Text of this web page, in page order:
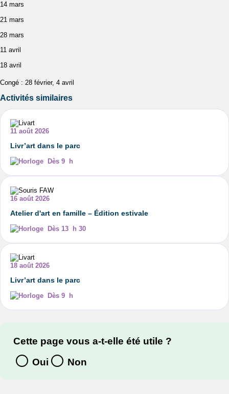
14 mars
21 mars
28 mars
11 avril
18 avril
Congé : 28 février, 4 avril
Activités similaires
11 août 2026
Livr’art dans le parc
Dès 9 h
16 août 2026
Atelier d'art en famille – Édition estivale
Dès 13 h 30
18 août 2026
Livr’art dans le parc
Dès 9 h
Cette page vous a-t-elle été utile ?
Oui
Non